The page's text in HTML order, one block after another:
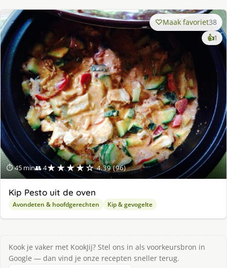
⏱ 45 min👥 4★★★★☆ 4.39 (96)
Maak favoriet38
👍1
Kip Pesto uit de oven
Avondeten & hoofdgerechten Kip & gevogelte
Kook je vaker met KookJij? Stel ons in als voorkeursbron in
Google — dan vind je onze recepten sneller terug.